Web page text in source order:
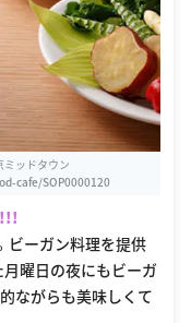
ッドタウン
cafe/SOP0000120
ビーガン料理を提供
曜日の夜にもビーガ
ながらも美味しくて